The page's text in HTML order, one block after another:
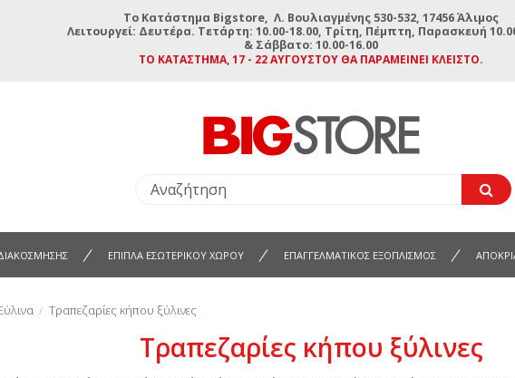
To Κατάστημα Bigstore, Λ. Βουλιαγμένης 530-532, 17456 Άλιμος
Λειτουργεί: Δευτέρα. Τετάρτη: 10.00-18.00, Τρίτη, Πέμπτη, Παρασκευή
& Σάββατο: 10.00-16.00
ΤΟ ΚΑΤΆΣΤΗΜΑ, 17 - 22 ΑΥΓΟΎΣΤΟΥ ΘΑ ΠΑΡΑΜΕΊΝΕΙ ΚΛΕΙΣΤΌ.
ΕΠΙΠΛΑ ΕΣΩΤΕΡΙΚΟΥ ΧΩΡΟΥ ΕΠΑΓΓΕΛΜΑΤΙΚΟΣ ΕΞΟΠΛΙΣΜΟΣ
Τραπεζαρίες κήπου ξύλινες
Τραπεζαρίες κήπου ξύλινες